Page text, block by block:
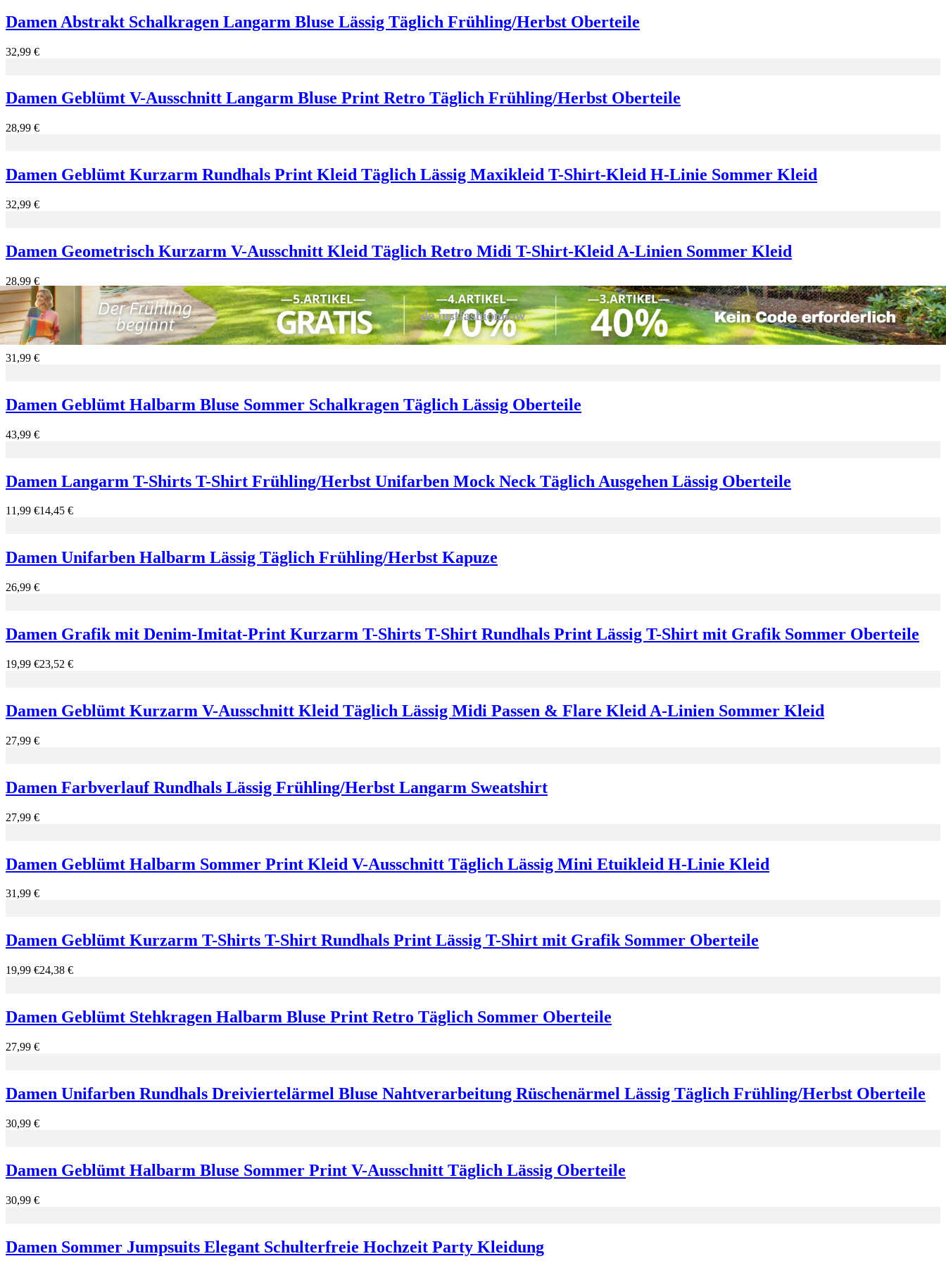
Damen Abstrakt Schalkragen Langarm Bluse Lässig Täglich Frühling/Herbst Oberteile
32,99 €
Damen Geblümt V-Ausschnitt Langarm Bluse Print Retro Täglich Frühling/Herbst Oberteile
28,99 €
Damen Geblümt Kurzarm Rundhals Print Kleid Täglich Lässig Maxikleid T-Shirt-Kleid H-Linie Sommer Kleid
32,99 €
Damen Geometrisch Kurzarm V-Ausschnitt Kleid Täglich Retro Midi T-Shirt-Kleid A-Linien Sommer Kleid
28,99 €
Damen Geblümt Kurzarm Rundhals Print Kleid Täglich Lässig Maxikleid T-Shirt-Kleid H-Linie Sommer Kleid
31,99 €
Damen Geblümt Halbarm Bluse Sommer Schalkragen Täglich Lässig Oberteile
43,99 €
Damen Langarm T-Shirts T-Shirt Frühling/Herbst Unifarben Mock Neck Täglich Ausgehen Lässig Oberteile
11,99 €14,45 €
Damen Unifarben Halbarm Lässig Täglich Frühling/Herbst Kapuze
26,99 €
Damen Grafik mit Denim-Imitat-Print Kurzarm T-Shirts T-Shirt Rundhals Print Lässig T-Shirt mit Grafik Sommer Oberteile
19,99 €23,52 €
Damen Geblümt Kurzarm V-Ausschnitt Kleid Täglich Lässig Midi Passen & Flare Kleid A-Linien Sommer Kleid
27,99 €
Damen Farbverlauf Rundhals Lässig Frühling/Herbst Langarm Sweatshirt
27,99 €
Damen Geblümt Halbarm Sommer Print Kleid V-Ausschnitt Täglich Lässig Mini Etuikleid H-Linie Kleid
31,99 €
Damen Geblümt Kurzarm T-Shirts T-Shirt Rundhals Print Lässig T-Shirt mit Grafik Sommer Oberteile
19,99 €24,38 €
Damen Geblümt Stehkragen Halbarm Bluse Print Retro Täglich Sommer Oberteile
27,99 €
Damen Unifarben Rundhals Dreiviertelärmel Bluse Nahtverarbeitung Rüschenärmel Lässig Täglich Frühling/Herbst Oberteile
30,99 €
Damen Geblümt Halbarm Bluse Sommer Print V-Ausschnitt Täglich Lässig Oberteile
30,99 €
Damen Sommer Jumpsuits Elegant Schulterfreie Hochzeit Party Kleidung